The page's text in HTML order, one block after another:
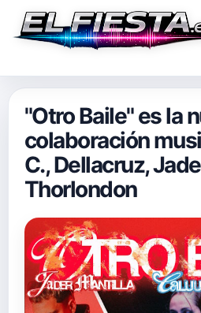
"Otro Baile" es la
colaboración
C., Dellacruz,
Thorlondon